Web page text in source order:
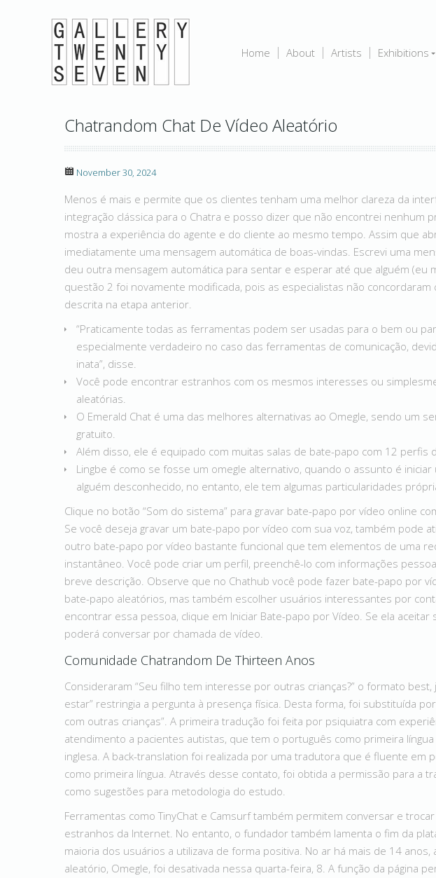
Home About Artists Exhibitions
Chatrandom Chat De Vídeo Aleatório
November 30, 2024
Menos é mais e permite que os clientes tenham uma melhor clareza da
integração clássica para o Chatra e posso dizer que não encontrei nenhum
mostra a experiência do agente e do cliente ao mesmo tempo. Assim que
imediatamente uma mensagem automática de boas-vindas. Escrevi uma
deu outra mensagem automática para sentar e esperar até que alguém (eu
questão 2 foi novamente modificada, pois as especialistas não concordaram
descrita na etapa anterior.
“Praticamente todas as ferramentas podem ser usadas para o bem ou
especialmente verdadeiro no caso das ferramentas de comunicação,
inata”, disse.
Você pode encontrar estranhos com os mesmos interesses ou
aleatórias.
O Emerald Chat é uma das melhores alternativas ao Omegle, sendo um
gratuito.
Além disso, ele é equipado com muitas salas de bate-papo com 12 perfis
Lingbe é como se fosse um omegle alternativo, quando o assunto é iniciar
alguém desconhecido, no entanto, ele tem algumas particularidades
Clique no botão “Som do sistema” para gravar bate-papo por vídeo online
Se você deseja gravar um bate-papo por vídeo com sua voz, também pode
outro bate-papo por vídeo bastante funcional que tem elementos de uma
instantâneo. Você pode criar um perfil, preenchê-lo com informações
breve descrição. Observe que no Chathub você pode fazer bate-papo por
bate-papo aleatórios, mas também escolher usuários interessantes por
encontrar essa pessoa, clique em Iniciar Bate-papo por Vídeo. Se ela aceitar
poderá conversar por chamada de vídeo.
Comunidade Chatrandom De Thirteen Anos
Consideraram “Seu filho tem interesse por outras crianças?” o formato
estar” restringia a pergunta à presença física. Desta forma, foi substituída
com outras crianças”. A primeira tradução foi feita por psiquiatra com
atendimento a pacientes autistas, que tem o português como primeira
inglesa. A back-translation foi realizada por uma tradutora que é fluente em
como primeira língua. Através desse contato, foi obtida a permissão para a
como sugestões para metodologia do estudo.
Ferramentas como TinyChat e Camsurf também permitem conversar e
estranhos da Internet. No entanto, o fundador também lamenta o fim da
maioria dos usuários a utilizava de forma positiva. No ar há mais de 14
aleatório, Omegle, foi desativada nessa quarta-feira, 8. A função da página